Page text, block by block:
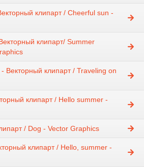
клипарт / Cheerful sun -
клипарт/ Summer
Векторный клипарт / Traveling on
клипарт / Hello summer -
/ Dog - Vector Graphics
клипарт / Hello, summer -